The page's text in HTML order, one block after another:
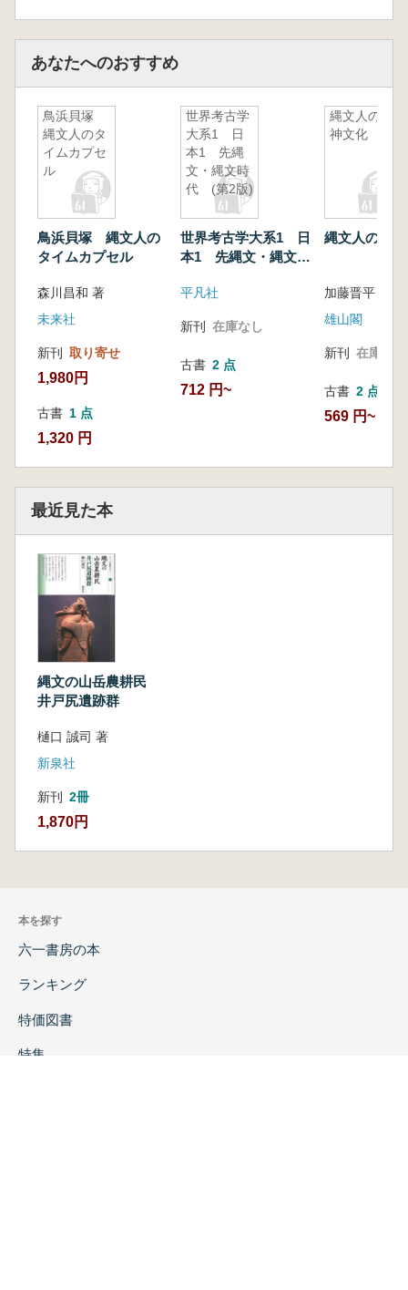
あなたへのおすすめ
鳥浜貝塚
縄文人のタ
イムカプセ
ル
鳥浜貝塚 縄文人の
タイムカプセル
森川昌和 著
未来社
新刊 取り寄せ
1,980円
古書 1 点
1,320 円
世界考古学
大系1 日
本1 先縄
文・縄文時
代 (第2版)
世界考古学大系1 日
本1 先縄文・縄文時
平凡社
新刊 在庫なし
古書 2 点
712 円~
縄文人の精
神文化
縄文人の精
雄山閣
新刊 在庫なし
古書 2 点
569 円~
最近見た本
縄文の山岳農耕民
井戸尻遺跡群
樋口 誠司 著
新泉社
新刊 2冊
1,870円
本を探す
六一書房の本
ランキング
特価図書
特集